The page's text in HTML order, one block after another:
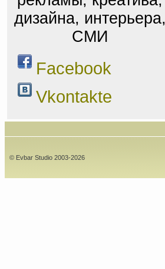
дизайна, интерьера,
СМИ
Facebook
Vkontakte
© Evbar Studio 2003-2026